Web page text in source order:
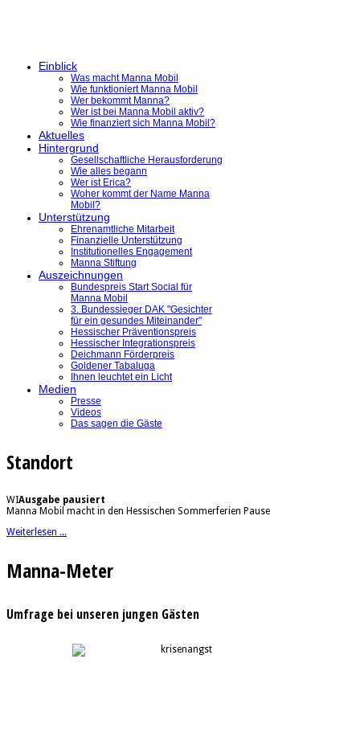
Einblick
Was macht Manna Mobil
Wie funktioniert Manna Mobil
Wer bekommt Manna?
Wer ist bei Manna Mobil aktiv?
Wie finanziert sich Manna Mobil?
Aktuelles
Hintergrund
Gesellschaftliche Herausforderung
Wie alles begann
Wer ist Erica?
Woher kommt der Name Manna
Mobil?
Unterstützung
Ehrenamtliche Mitarbeit
Finanzielle Unterstützung
Institutionelles Engagement
Manna Stiftung
Auszeichnungen
Bundespreis Start Social für
Manna Mobil
3. Bundessieger DAK "Gesichter
für ein gesundes Miteinander"
Hessischer Präventionspreis
Hessischer Integrationspreis
Deichmann Förderpreis
Goldener Tabaluga
Ihnen leuchtet ein Licht
Medien
Presse
Videos
Das sagen die Gäste
Standort
WIAusgabe pausiert
Manna Mobil macht in den Hessischen Sommerferien Pause
Weiterlesen ...
Manna-Meter
Umfrage bei unseren jungen Gästen